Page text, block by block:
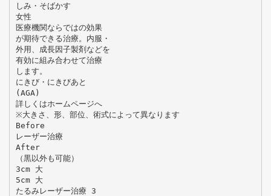
しみ・そばかす
女性
医療機関ならではの効果
が期待できる治療。内服・
外用、成長因子製剤などを
有効に組み合わせて治療
します。
にきび・にきびあと
(AGA)
詳しくはホームページへ
※大きさ、形、部位、術式によって異なります
Before
レーザー治療
After
（黒以外も可能）
3cm 大
5cm 大
たるみレーザー治療 3